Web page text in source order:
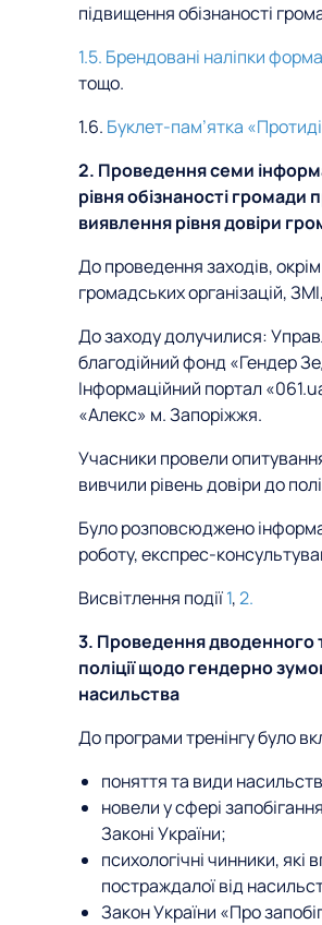
підвищення обізнаності
1.5. Брендовані наліпки
тощо.
1.6. Буклет-пам’ятка
2. Проведення семи
рівня обізнаності
виявлення рівня довіри
До проведення заходів, окрім
громадських організацій,
До заходу долучилися:
благодійний фонд «Гендер
Інформаційний портал
«Алекс» м. Запоріжжя.
Учасники провели
вивчили рівень довіри до
Було розповсюджено
роботу, експрес-
Висвітлення події1,2.
3. Проведення дводенного
поліції щодо гендерно
насильства
До програми тренінгу було
поняття та види
новели у сфері
Законі України;
психологічні чинники,
постраждалої від
Закон України «Про